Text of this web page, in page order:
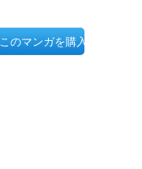
このマンガを購入